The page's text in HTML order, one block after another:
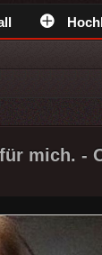
mich. -